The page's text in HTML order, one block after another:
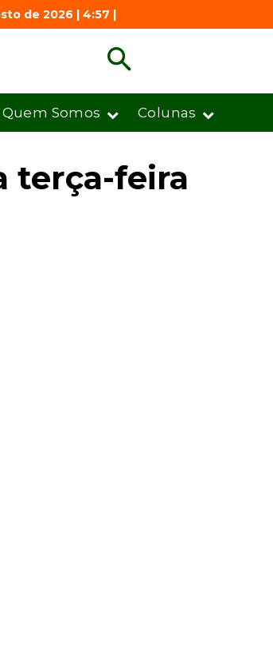
de 2026 | 4:57 |
Quem Somos Colunas
terça-feira